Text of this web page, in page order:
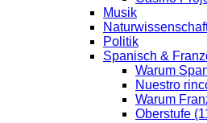
Musik
Politik
Spanisch &
Warum
Nuestro
Warum
Oberstufe